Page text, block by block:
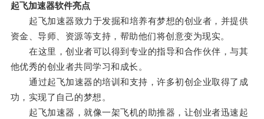
起飞加速器软件亮点
起飞加速器致力于发掘和培养有梦想的创业者，并提供
资金、导师、资源等支持，帮助他们将创意变为现实。
在这里，创业者可以得到专业的指导和合作伙伴，与其
他优秀的创业者共同学习和成长。
通过起飞加速器的培训和支持，许多初创企业取得了成
功，实现了自己的梦想。
起飞加速器，就像一架飞机的助推器，让创业者迅速起